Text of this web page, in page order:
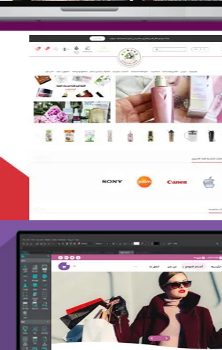
تصميم متجر لمار
التفاصيل
تصميم متجر القوس
التفاصيل